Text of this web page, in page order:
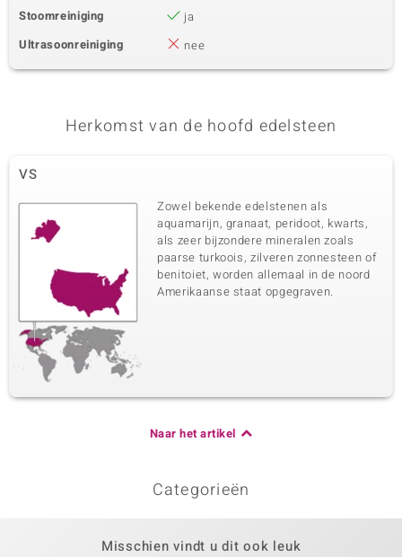
Stoomreiniging
ja
Ultrasoonreiniging
nee
Herkomst van de hoofd edelsteen
VS
Zowel bekende edelstenen als
aquamarijn, granaat, peridoot, kwarts,
als zeer bijzondere mineralen zoals
paarse turkoois, zilveren zonnesteen of
benitoiet, worden allemaal in de noord
Amerikaanse staat opgegraven.
Naar het artikel
Categorieën
Misschien vindt u dit ook leuk